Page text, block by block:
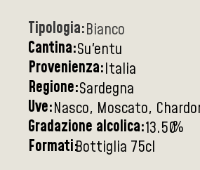
Tipologia:Bianco
Cantina:Su'entu
Provenienza:Italia
Regione:Sardegna
Uve:Nasco, Moscato,
Gradazione alcolica:13.50%
Formati:Bottiglia 75cl